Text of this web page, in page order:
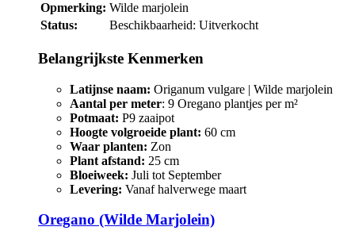
Opmerking: Wilde marjolein
Status:
Beschikbaarheid: Uitverkocht
Belangrijkste Kenmerken
Latijnse naam: Origanum vulgare | Wilde marjolein
Aantal per meter: 9 Oregano plantjes per m²
Potmaat: P9 zaaipot
Hoogte volgroeide plant: 60 cm
Waar planten: Zon
Plant afstand: 25 cm
Bloeiweek: Juli tot September
Levering: Vanaf halverwege maart
Oregano (Wilde Marjolein)